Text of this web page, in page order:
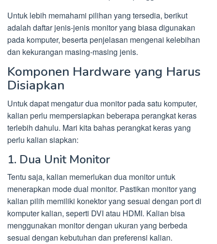
Untuk lebih memahami pilihan yang tersedia, berikut
adalah daftar jenis-jenis monitor yang biasa digunakan
pada komputer, beserta penjelasan mengenai kelebihan
dan kekurangan masing-masing jenis.
Komponen Hardware yang Harus
Disiapkan
Untuk dapat mengatur dua monitor pada satu komputer,
kalian perlu mempersiapkan beberapa perangkat keras
terlebih dahulu. Mari kita bahas perangkat keras yang
perlu kalian siapkan:
1. Dua Unit Monitor
Tentu saja, kalian memerlukan dua monitor untuk
menerapkan mode dual monitor. Pastikan monitor yang
kalian pilih memiliki konektor yang sesuai dengan port di
komputer kalian, seperti DVI atau HDMI. Kalian bisa
menggunakan monitor dengan ukuran yang berbeda
sesuai dengan kebutuhan dan preferensi kalian.